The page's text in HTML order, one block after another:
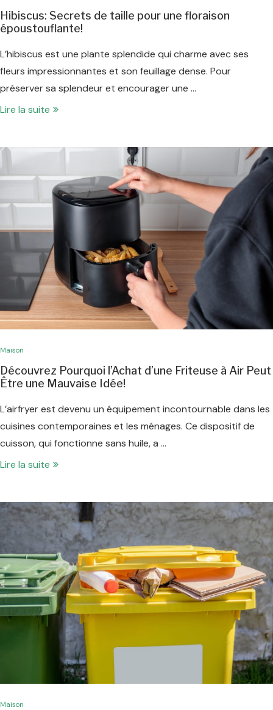
Hibiscus: Secrets de taille pour une floraison
époustouflante!
L’hibiscus est une plante splendide qui charme avec ses
fleurs impressionnantes et son feuillage dense. Pour
préserver sa splendeur et encourager une …
Lire la suite
Maison
Découvrez Pourquoi l’Achat d’une Friteuse à Air Peut
Être une Mauvaise Idée!
L’airfryer est devenu un équipement incontournable dans les
cuisines contemporaines et les ménages. Ce dispositif de
cuisson, qui fonctionne sans huile, a …
Lire la suite
Maison